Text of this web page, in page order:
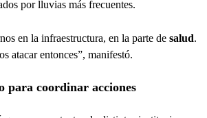
por lluvias más frecuentes.
en la infraestructura, en la parte de salud.
atacar entonces”, manifestó.
para coordinar acciones